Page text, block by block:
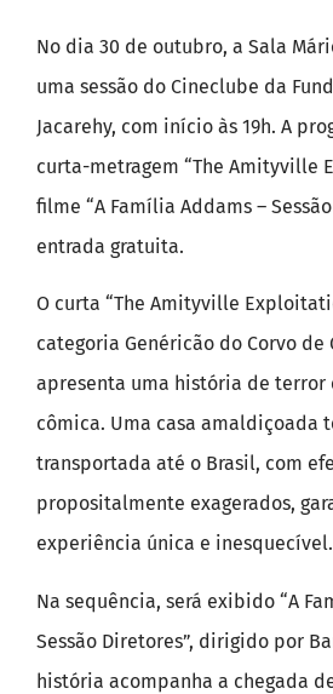
No dia 30 de outubro, a Sala
uma sessão do Cineclube da
Jacarehy, com início às 19h. A
curta-metragem “The Amityville
filme “A Família Addams –
entrada gratuita.
O curta “The Amityville
categoria Genéricão do Corvo de
apresenta uma história de terror
cômica. Uma casa amaldiçoada
transportada até o Brasil, com
propositalmente exagerados,
experiência única e inesquecível.
Na sequência, será exibido “A
Sessão Diretores”, dirigido por
história acompanha a chegada